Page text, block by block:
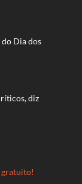
Dia dos
diz
gratuito!